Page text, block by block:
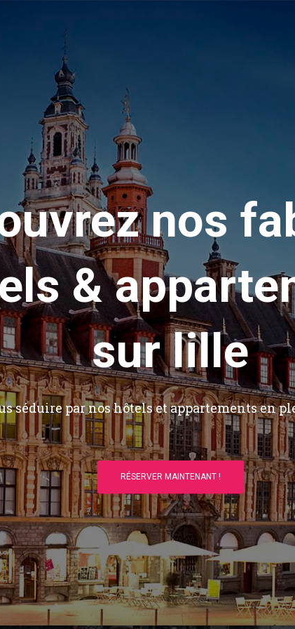
nos
&
sur lille
séduire par nos hôtels et appartements en
RÉSERVER MAINTENANT !